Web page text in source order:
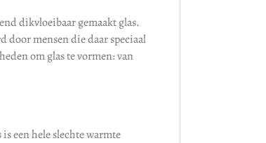
dikvloeibaar gemaakt glas.
door mensen die daar speciaal
om glas te vormen: van
een hele slechte warmte